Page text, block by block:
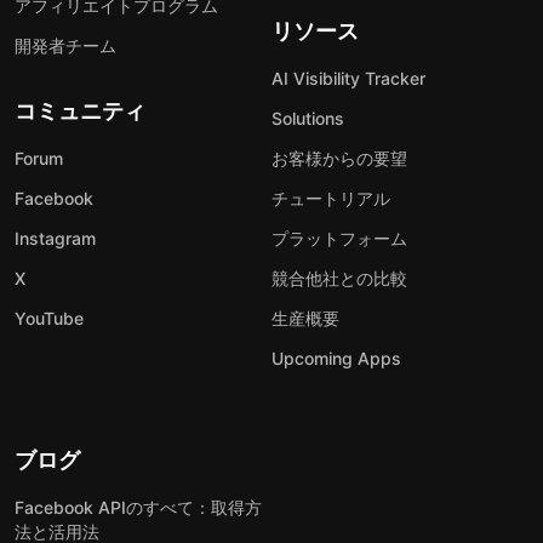
アフィリエイトプログラム
開発者チーム
コミュニティ
Forum
Facebook
Instagram
X
YouTube
リソース
AI Visibility Tracker
Solutions
お客様からの要望
チュートリアル
プラットフォーム
競合他社との比較
生産概要
Upcoming Apps
ブログ
Facebook APIのすべて：取得方
法と活用法